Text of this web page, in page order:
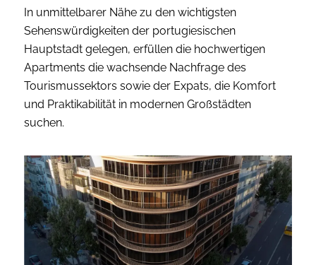
In unmittelbarer Nähe zu den wichtigsten
Sehenswürdigkeiten der portugiesischen
Hauptstadt gelegen, erfüllen die hochwertigen
Apartments die wachsende Nachfrage des
Tourismussektors sowie der Expats, die Komfort
und Praktikabilität in modernen Großstädten
suchen.